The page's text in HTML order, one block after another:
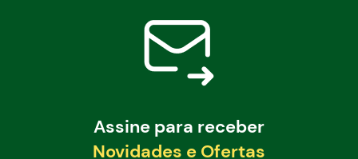
Assine para receber
Novidades e Ofertas